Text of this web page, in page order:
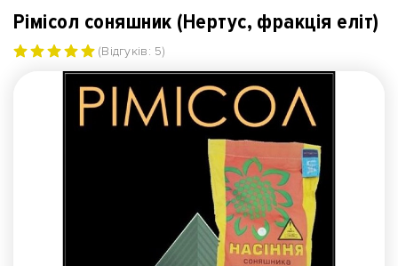
Рімісол соняшник (Нертус, фракція еліт)
(Відгуків: 5)